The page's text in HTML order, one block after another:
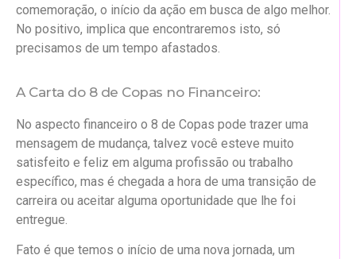
comemoração, o início da ação em busca de algo melhor.
No positivo, implica que encontraremos isto, só
precisamos de um tempo afastados.
A Carta do 8 de Copas no Financeiro:
No aspecto financeiro o 8 de Copas pode trazer uma
mensagem de mudança, talvez você esteve muito
satisfeito e feliz em alguma profissão ou trabalho
específico, mas é chegada a hora de uma transição de
carreira ou aceitar alguma oportunidade que lhe foi
entregue.
Fato é que temos o início de uma nova jornada, um